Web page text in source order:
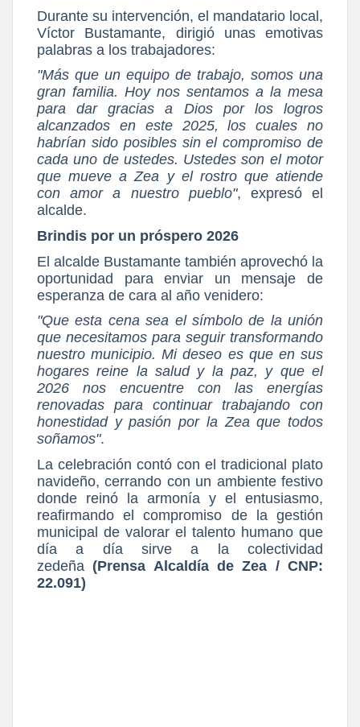
Durante su intervención, el mandatario local,
Víctor Bustamante, dirigió unas emotivas
palabras a los trabajadores:
"Más que un equipo de trabajo, somos una
gran familia. Hoy nos sentamos a la mesa
para dar gracias a Dios por los logros
alcanzados en este 2025, los cuales no
habrían sido posibles sin el compromiso de
cada uno de ustedes. Ustedes son el motor
que mueve a Zea y el rostro que atiende
con amor a nuestro pueblo", expresó el
alcalde.
Brindis por un próspero 2026
El alcalde Bustamante también aprovechó la
oportunidad para enviar un mensaje de
esperanza de cara al año venidero:
"Que esta cena sea el símbolo de la unión
que necesitamos para seguir transformando
nuestro municipio. Mi deseo es que en sus
hogares reine la salud y la paz, y que el
2026 nos encuentre con las energías
renovadas para continuar trabajando con
honestidad y pasión por la Zea que todos
soñamos".
La celebración contó con el tradicional plato
navideño, cerrando con un ambiente festivo
donde reinó la armonía y el entusiasmo,
reafirmando el compromiso de la gestión
municipal de valorar el talento humano que
día a día sirve a la colectividad
zedeña (Prensa Alcaldía de Zea / CNP:
22.091)